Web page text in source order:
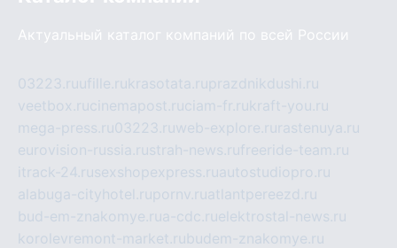
Актуальный каталог компаний по всей России
03223.ruufille.rukrasotata.ruprazdnikdushi.ru
veetbox.rucinemapost.ruciam-fr.rukraft-you.ru
mega-press.ru03223.ruweb-explore.ru rastenuya.ru
eurovision-russia.rustrah-news.rufreeride-team.ru
itrack-24.rusexshopexpress.ruautostudiopro.ru
alabuga-cityhotel.rupornv.ruatlantpereezd.ru
bud-em-znakomye.rua-cdc.ruelektrostal-news.ru
korolevremont-market.rubudem-znakomye.ru